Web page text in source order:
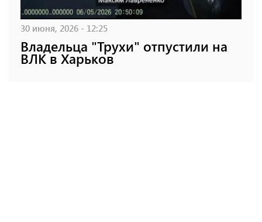
30 июня, 2026 - 12:25
Владельца "Трухи" отпустили на
ВЛК в Харьков